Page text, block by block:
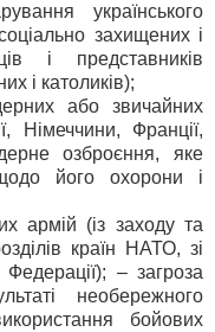
українського
захищених і
і представників
і католиків);
або звичайних
Німеччини, Франції,
озброєння, яке
його охорони і
армій (із заходу та
країн НАТО, зі
– загроза
необережного
бойових